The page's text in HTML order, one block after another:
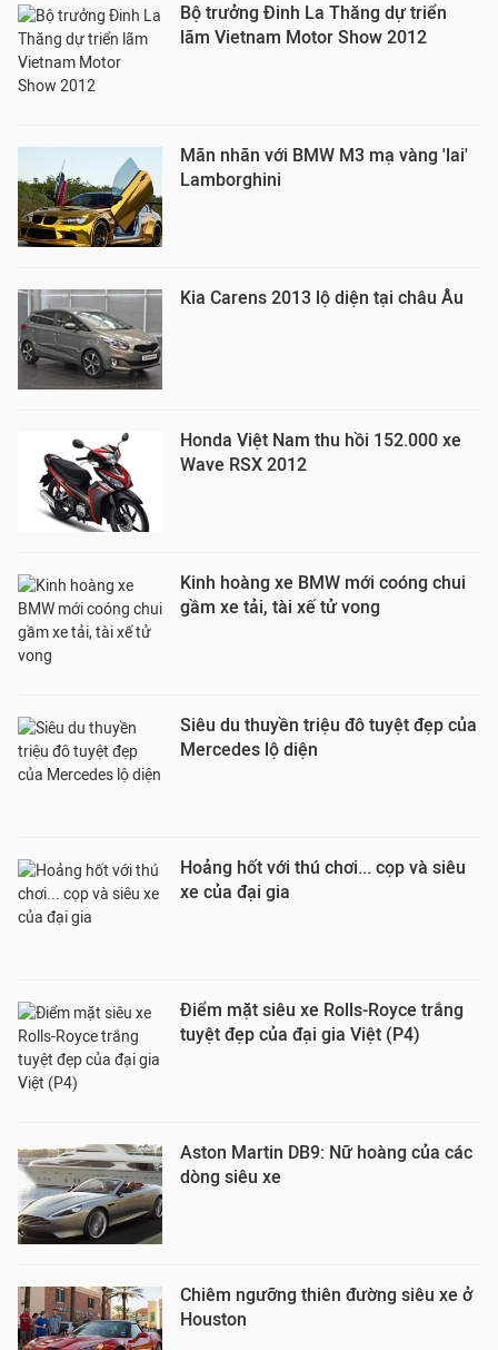
Bộ trưởng Đinh La Thăng dự triển
lãm Vietnam Motor Show 2012
Mãn nhãn với BMW M3 mạ vàng 'lai'
Lamborghini
Kia Carens 2013 lộ diện tại châu Âu
Honda Việt Nam thu hồi 152.000 xe
Wave RSX 2012
Kinh hoàng xe BMW mới coóng chui
gầm xe tải, tài xế tử vong
Siêu du thuyền triệu đô tuyệt đẹp của
Mercedes lộ diện
Hoảng hốt với thú chơi... cọp và siêu
xe của đại gia
Điểm mặt siêu xe Rolls-Royce trắng
tuyệt đẹp của đại gia Việt (P4)
Aston Martin DB9: Nữ hoàng của các
dòng siêu xe
Chiêm ngưỡng thiên đường siêu xe ở
Houston